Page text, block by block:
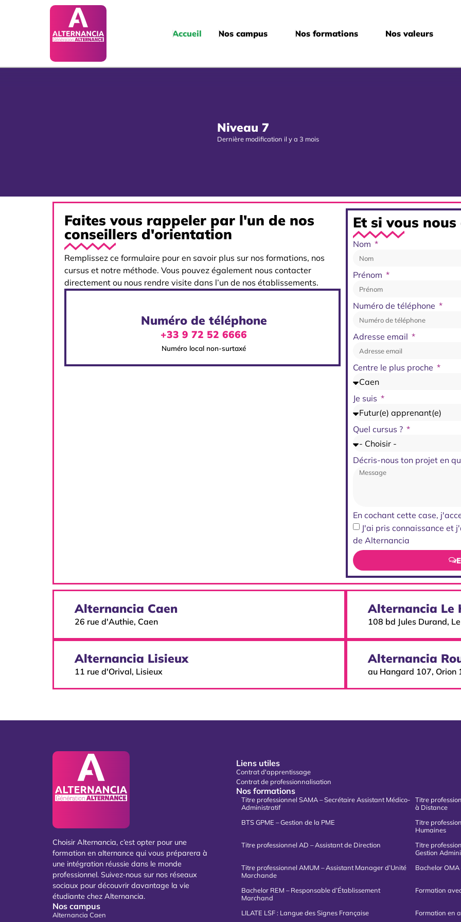
Accueil Nos campus Nos formations Nos valeurs
Niveau 7
Dernière modification il y a 3 mois
Faites vous rappeler par l'un de nos
conseillers d'orientation​
Remplissez ce formulaire pour en savoir plus sur nos formations, nos
cursus et notre méthode. Vous pouvez également nous contacter
directement ou nous rendre visite dans l’un de nos établissements.
Numéro de téléphone
+33 9 72 52 6666
Numéro local non-surtaxé
Et si vous
Nom
Prénom
Numéro de téléphone
Adresse email
Centre le plus proche
Je suis
Quel cursus ?
Décris-nous ton projet en
En cochant cette case,
J'ai pris connaissance et
de Alternancia
Alternancia Caen
26 rue d'Authie, Caen
Alternancia Le
108 bd Jules Durand,
Alternancia Lisieux
11 rue d'Orival, Lisieux
Alternancia
au Hangard 107, Orion
Choisir Alternancia, c’est opter pour une
formation en alternance qui vous préparera à
une intégration réussie dans le monde
professionnel. Suivez-nous sur nos réseaux
sociaux pour découvrir davantage la vie
étudiante chez Alternancia.
Nos campus
Alternancia Caen
Liens utiles
Contrat d'apprentissage
Contrat de professionnalisation
Nos formations
Titre professionnel SAMA – Secrétaire Assistant Médico-
Administratif
Titre
à Distance
BTS GPME – Gestion de la PME
Titre
Humaines
Titre professionnel AD – Assistant de Direction
Titre
Gestion
Titre professionnel AMUM – Assistant Manager d’Unité
Marchande
Bachelor
Bachelor REM – Responsable d’Établissement
Marchand
Formation
LILATE LSF : Langue des Signes Française Formation en